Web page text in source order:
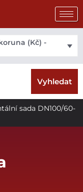
(Kč) -
Vyhledat
sada DN100/60-